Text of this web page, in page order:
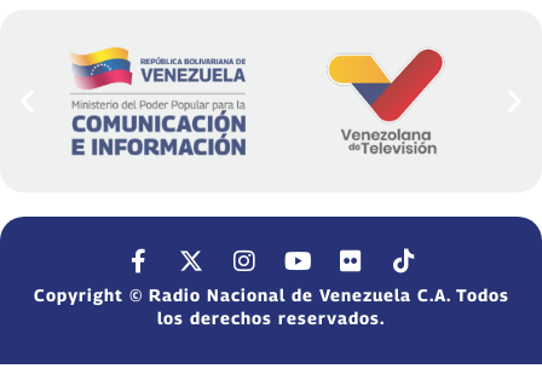
Copyright © Radio Nacional de Venezuela C.A. Todos
los derechos reservados.